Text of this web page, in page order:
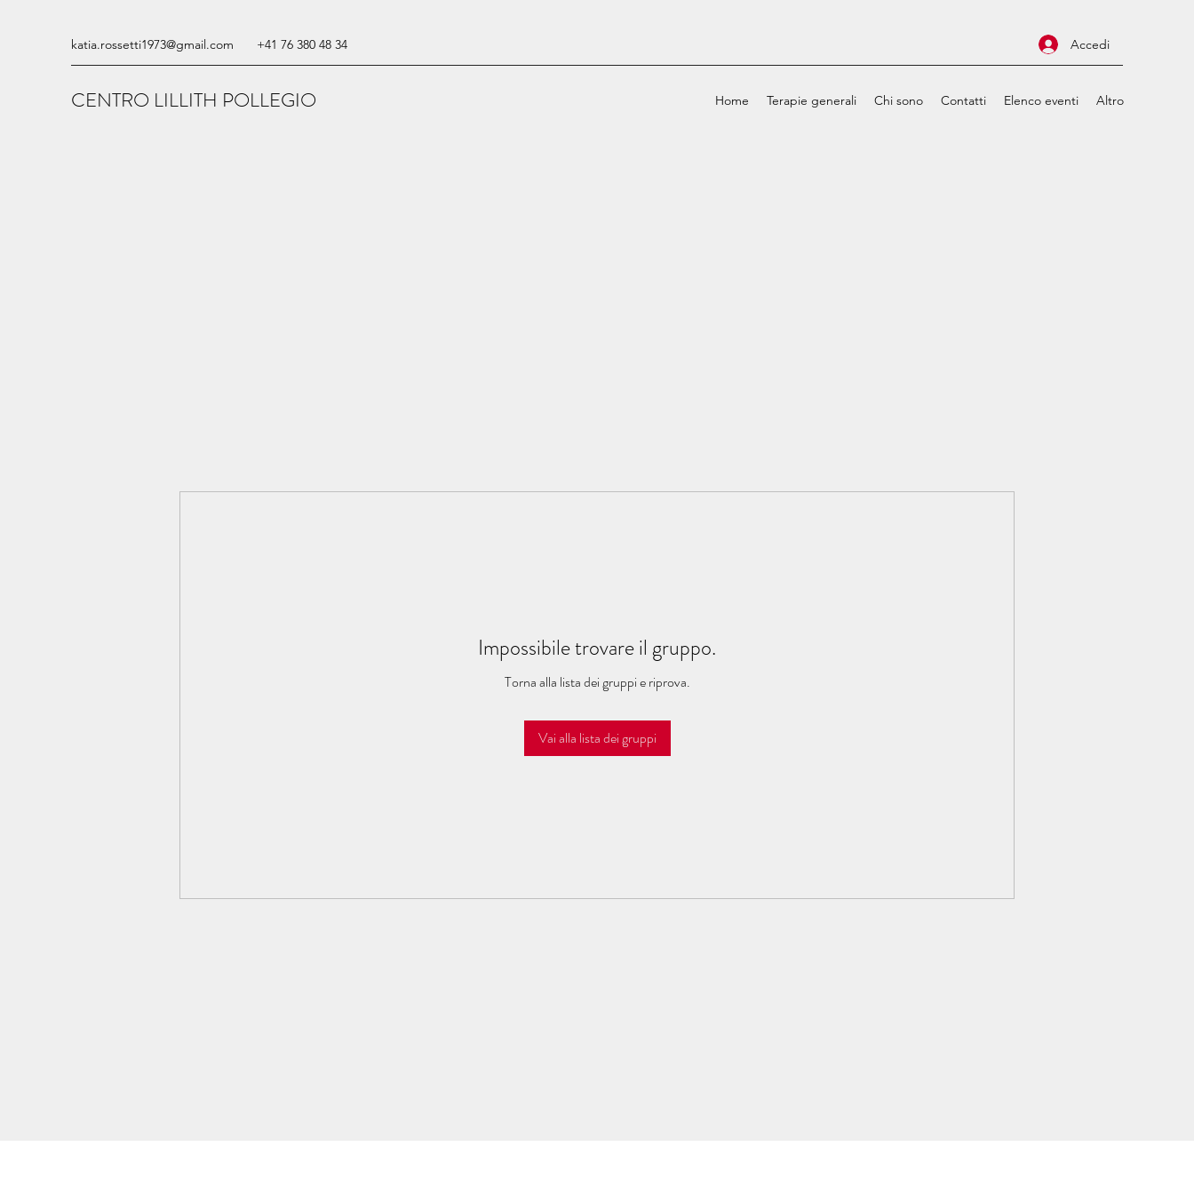
katia.rossetti1973@gmail.com +41 76 380 48 34 Accedi
CENTRO LILLITH POLLEGIO Home Terapie generali Chi sono Contatti Elenco eventi Altro
Impossibile trovare il gruppo.
Torna alla lista dei gruppi e riprova.
Vai alla lista dei gruppi